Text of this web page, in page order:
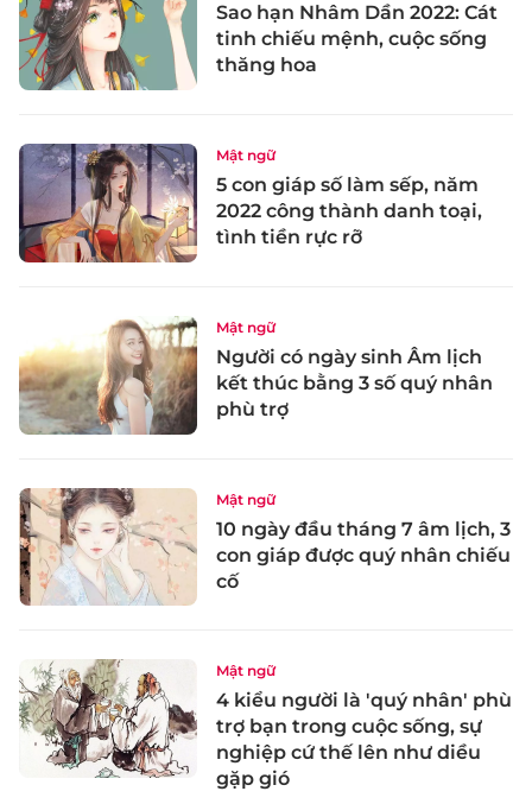
Sao hạn Nhâm Dần 2022: Cát
tinh chiếu mệnh, cuộc sống
thăng hoa
Mật ngữ
5 con giáp số làm sếp, năm
2022 công thành danh toại,
tình tiền rực rỡ
Mật ngữ
Người có ngày sinh Âm lịch
kết thúc bằng 3 số quý nhân
phù trợ
Mật ngữ
10 ngày đầu tháng 7 âm lịch, 3
con giáp được quý nhân chiếu
cố
Mật ngữ
4 kiểu người là 'quý nhân' phù
trợ bạn trong cuộc sống, sự
nghiệp cứ thế lên như diều
gặp gió